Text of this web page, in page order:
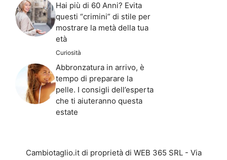
Hai più di 60 Anni? Evita
questi “crimini” di stile per
mostrare la metà della tua
età
Curiosità
Abbronzatura in arrivo, è
tempo di preparare la
pelle. I consigli dell’esperta
che ti aiuteranno questa
estate
Cambiotaglio.it di proprietà di WEB 365 SRL - Via